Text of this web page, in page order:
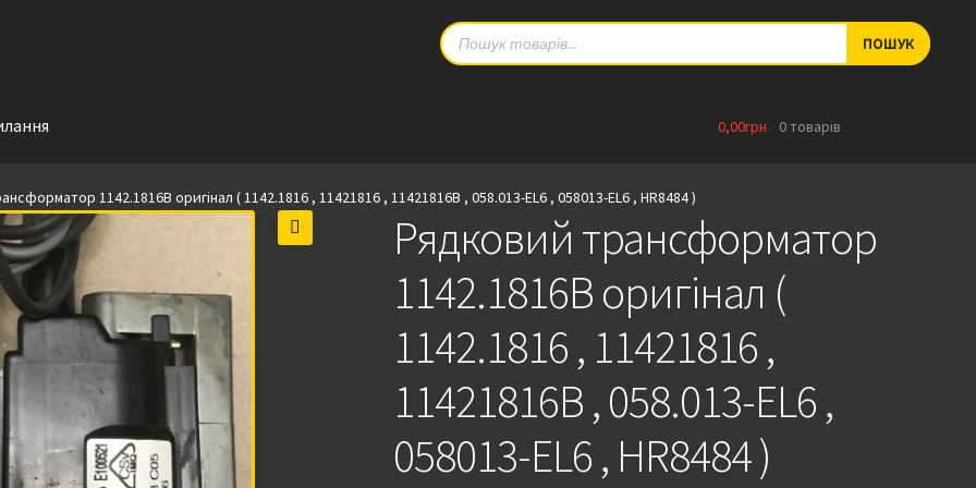
Products
search
ПОШУК
0,00грн. 0 товарів
1142.1816B оригінал ( 1142.1816 , 11421816 , 11421816B , 058.013-EL6 , 058013-EL6 , HR8484 )
Рядковий трансформатор
1142.1816B оригінал (
1142.1816 , 11421816 ,
11421816B , 058.013-EL6 ,
058013-EL6 , HR8484 )